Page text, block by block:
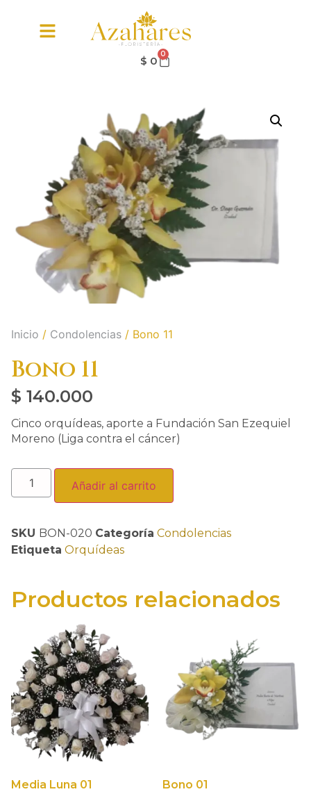
$ 0 0
Inicio / Condolencias / Bono 11
Bono 11
$ 140.000
Cinco orquídeas, aporte a Fundación San Ezequiel
Moreno (Liga contra el cáncer)
Añadir al carrito
SKU BON-020 Categoría Condolencias
Etiqueta Orquídeas
Productos relacionados
Media Luna 01 Bono 01